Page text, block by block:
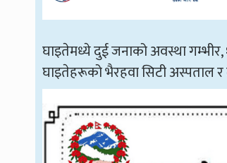
घाइतेमध्ये दुई जनाको अवस्था
घाइतेहरूको भैरहवा सिटी अस्पताल